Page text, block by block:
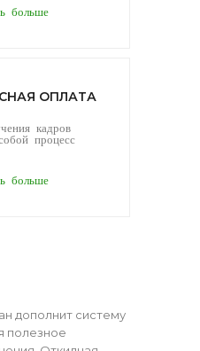
больше
ОПЛАТА
кадров
процесс
больше
дополнит систему
полезное